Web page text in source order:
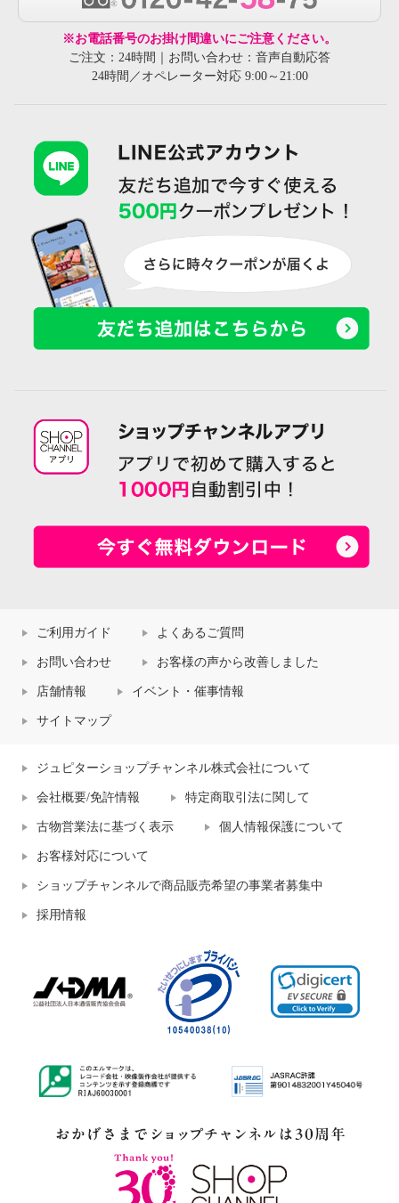
※お電話番号のお掛け間違いにご注意ください。
ご注文：24時間｜お問い合わせ：音声自動応答
24時間／オペレーター対応 9:00～21:00
ご利用ガイド よくあるご質問
お問い合わせ お客様の声から改善しました
店舗情報 イベント・催事情報
サイトマップ
ジュピターショップチャンネル株式会社について
会社概要/免許情報 特定商取引法に関して
古物営業法に基づく表示 個人情報保護について
お客様対応について
ショップチャンネルで商品販売希望の事業者募集中
採用情報